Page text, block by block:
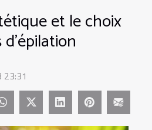
et le choix
23:31